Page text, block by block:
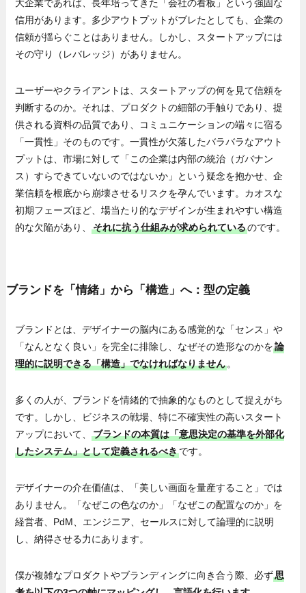
大企業であれば、長年培ってきた「会社の看板」という強固な
信用があります。多少アウトプットがブレたとしても、企業の
信頼が揺らぐことはありません。しかし、スタートアップには
その守り（レバレッジ）がありません。
ユーザーやクライアントは、スタートアップの何を見て信頼を
判断するのか。それは、プロダクトの細部の手触りであり、提
供される資料の品質であり、コミュニケーションの端々に宿る
「一貫性」そのものです。一貫性が欠落したバラバラなアウト
プットは、市場に対して「この企業は内部の統治（ガバナン
ス）すらできていないのではないか」という疑念を抱かせ、企
業信頼を根底から崩壊させるリスクを孕んでいます。カオスな
初期フェーズほど、場当たり的なデザインが生まれやすい構造
的な欠陥があり、それに抗う仕組みが求められているのです。
ブランドを「情緒」から「構造」へ：型の定義
ブランドとは、デザイナーの脳内にある感覚的な「センス」や
「なんとなく良い」を完全に排除し、なぜその造形なのかを論
理的に説明できる「構造」でなければなりません 。
多くの人が、ブランドを情緒的で抽象的なものとして捉えがち
です。しかし、ビジネスの戦場、特に不確実性の高いスタート
アップにおいて、ブランドの本質は「意思決定の基準を外部化
したシステム」として定義されるべきです。
デザイナーの介在価値は、「美しい画面を量産すること」では
ありません。「なぜこの色なのか」「なぜこの配置なのか」を
経営者、PdM、エンジニア、セールスに対して論理的に説明
し、納得させる力にあります。
僕が複雑なプロダクトやブランディングに向き合う際、必ず思